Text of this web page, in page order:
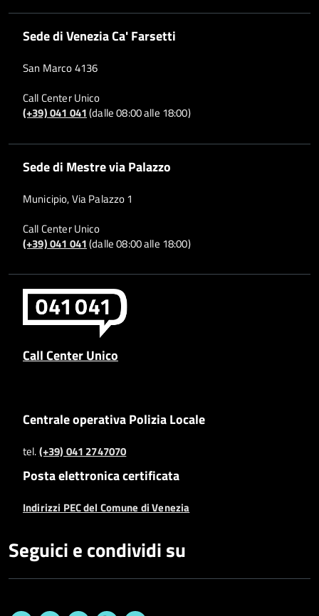
Sede di Venezia Ca' Farsetti
San Marco 4136
Call Center Unico
(+39) 041 041(dalle 08:00 alle 18:00)
Sede di Mestre via Palazzo
Municipio, Via Palazzo 1
Call Center Unico
(+39) 041 041(dalle 08:00 alle 18:00)
Call Center Unico
Centrale operativa Polizia Locale
tel.(+39) 041 2747070
Posta elettronica certificata
Indirizzi PEC del Comune di Venezia
Seguici e condividi su